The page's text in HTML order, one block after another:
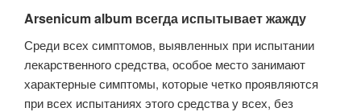
Arsenicum album всегда испытывает жажду
Среди всех симптомов, выявленных при испытании
лекарственного средства, особое место занимают
характерные симптомы, которые четко проявляются
при всех испытаниях этого средства у всех, без